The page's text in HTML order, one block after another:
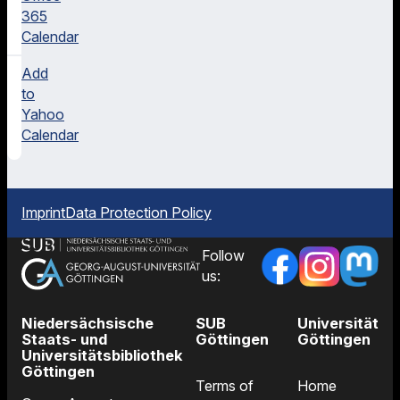
365
Calendar
Add
to
Yahoo
Calendar
ImprintData Protection Policy
Follow
us:
Niedersächsische
Staats- und
Universitätsbibliothek
Göttingen
SUB
Göttingen
Terms of
Universität
Göttingen
Home